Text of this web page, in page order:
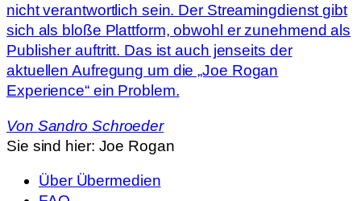
nicht verantwortlich sein. Der Streamingdienst gibt
sich als bloße Plattform, obwohl er zunehmend als
Publisher auftritt. Das ist auch jenseits der
aktuellen Aufregung um die „Joe Rogan
Experience“ ein Problem.
Von Sandro Schroeder
Sie sind hier: Joe Rogan
Über Übermedien